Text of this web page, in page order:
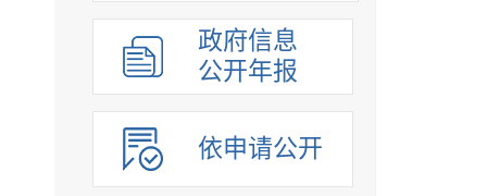
政府信息
公开年报
依申请公开